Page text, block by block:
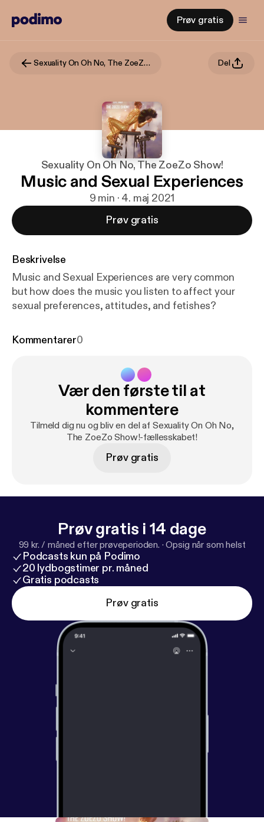
Prøv gratis
Sexuality On Oh No, The ZoeZo Show! Del
Sexuality On Oh No, The ZoeZo Show!
Music and Sexual Experiences
9 min · 4. maj 2021
Prøv gratis
Beskrivelse
Music and Sexual Experiences are very common
but how does the music you listen to affect your
sexual preferences, attitudes, and fetishes?
Kommentarer0
Vær den første til at
kommentere
Tilmeld dig nu og bliv en del af Sexuality On Oh No,
The ZoeZo Show!-fællesskabet!
Prøv gratis
Prøv gratis i 14 dage
99 kr. / måned efter prøveperioden. ·Opsig når som helst
Podcasts kun på Podimo
20 lydbogstimer pr. måned
Gratis podcasts
Prøv gratis